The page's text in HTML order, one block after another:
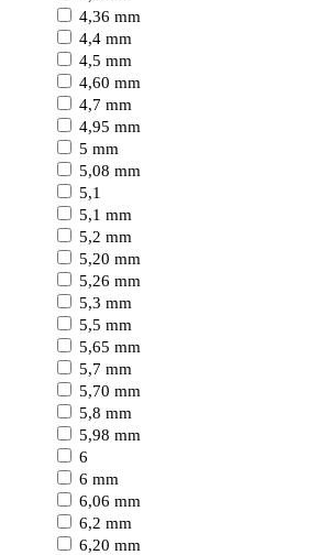
4,36 mm
4,4 mm
4,5 mm
4,60 mm
4,7 mm
4,95 mm
5 mm
5,08 mm
5,1
5,1 mm
5,2 mm
5,20 mm
5,26 mm
5,3 mm
5,5 mm
5,65 mm
5,7 mm
5,70 mm
5,8 mm
5,98 mm
6
6 mm
6,06 mm
6,2 mm
6,20 mm